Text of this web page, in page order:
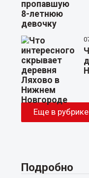
Еще в рубрике
Подробно